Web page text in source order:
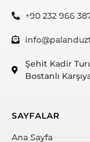
+90 232 966
Şehit Kadir
Bostanlı
SAYFALAR
Ana Sayfa